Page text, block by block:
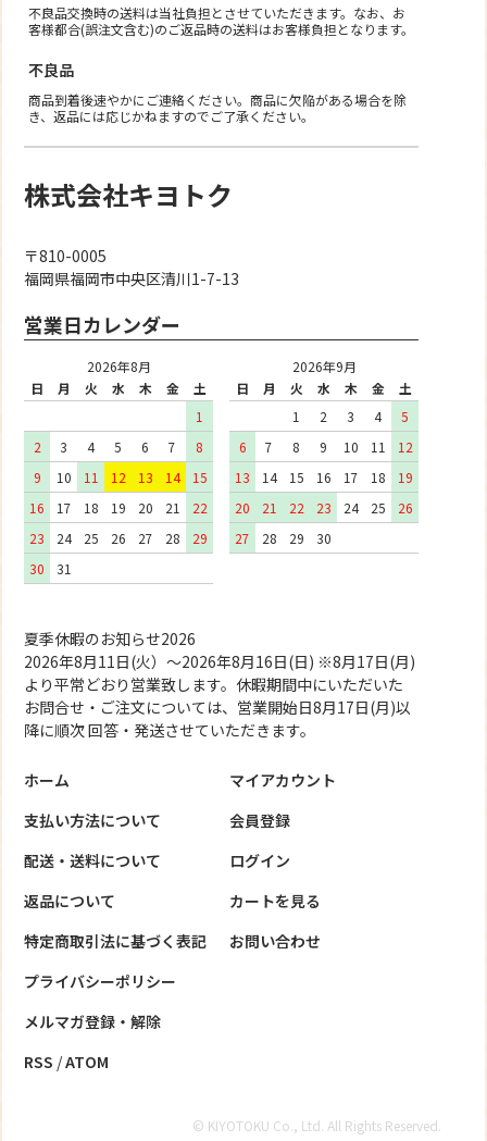
不良品交換時の送料は当社負担とさせていただきます。なお、お
客様都合(誤注文含む)のご返品時の送料はお客様負担となります。
不良品
商品到着後速やかにご連絡ください。商品に欠陥がある場合を除
き、返品には応じかねますのでご了承ください。
株式会社キヨトク
〒810-0005
福岡県福岡市中央区清川1-7-13
営業日カレンダー
2026年8月
日
月 火 水 木 金
土
1
2
3 4 5 6 7
8
9
10 11 12 13 14
15
16
17 18 19 20 21
22
23
24 25 26 27 28
29
30
31
2026年9月
日
月 火 水 木 金
土
1
2 3 4
5
6
7 8 9 10 11
12
13
14 15 16 17 18
19
20
21 22 23 24 25
26
27
28 29 30
夏季休暇のお知らせ2026
2026年8月11日(火）～2026年8月16日(日) ※8月17日(月)
より平常どおり営業致します。休暇期間中にいただいた
お問合せ・ご注文については、営業開始日8月17日(月)以
降に順次 回答・発送させていただきます。
ホーム
支払い方法について
配送・送料について
返品について
特定商取引法に基づく表記
プライバシーポリシー
メルマガ登録・解除
RSS /ATOM
マイアカウント
会員登録
ログイン
カートを見る
お問い合わせ
© KIYOTOKU Co., Ltd. All Rights Reserved.